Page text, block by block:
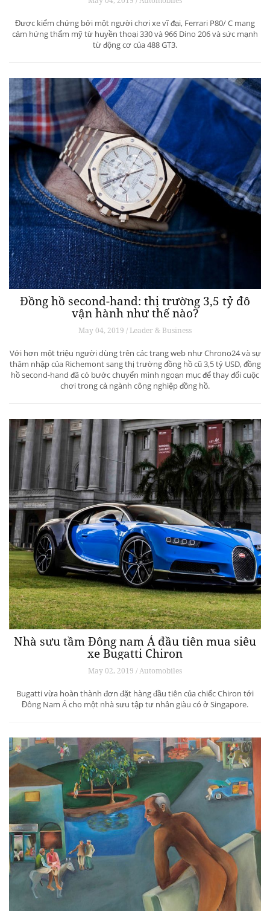
Được kiểm chứng bởi một người chơi xe vĩ đại, Ferrari P80/ C mang
cảm hứng thẩm mỹ từ huyền thoại 330 và 966 Dino 206 và sức mạnh
từ động cơ của 488 GT3.
Đồng hồ second-hand: thị trường 3,5 tỷ đô
vận hành như thế nào?
May 04, 2019 / Leader & Business
Với hơn một triệu người dùng trên các trang web như Chrono24 và sự
thâm nhập của Richemont sang thị trường đồng hồ cũ 3,5 tỷ USD, đồng
hồ second-hand đã có bước chuyển mình ngoạn mục để thay đổi cuộc
chơi trong cả ngành công nghiệp đồng hồ.
Nhà sưu tầm Đông nam Á đầu tiên mua siêu
xe Bugatti Chiron
May 02, 2019 / Automobiles
Bugatti vừa hoàn thành đơn đặt hàng đầu tiên của chiếc Chiron tới
Đông Nam Á cho một nhà sưu tập tư nhân giàu có ở Singapore.